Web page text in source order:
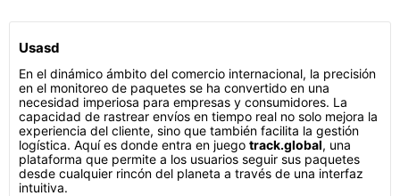
Usasd
En el dinámico ámbito del comercio internacional, la precisión
en el monitoreo de paquetes se ha convertido en una
necesidad imperiosa para empresas y consumidores. La
capacidad de rastrear envíos en tiempo real no solo mejora la
experiencia del cliente, sino que también facilita la gestión
logística. Aquí es donde entra en juego track.global, una
plataforma que permite a los usuarios seguir sus paquetes
desde cualquier rincón del planeta a través de una interfaz
intuitiva.